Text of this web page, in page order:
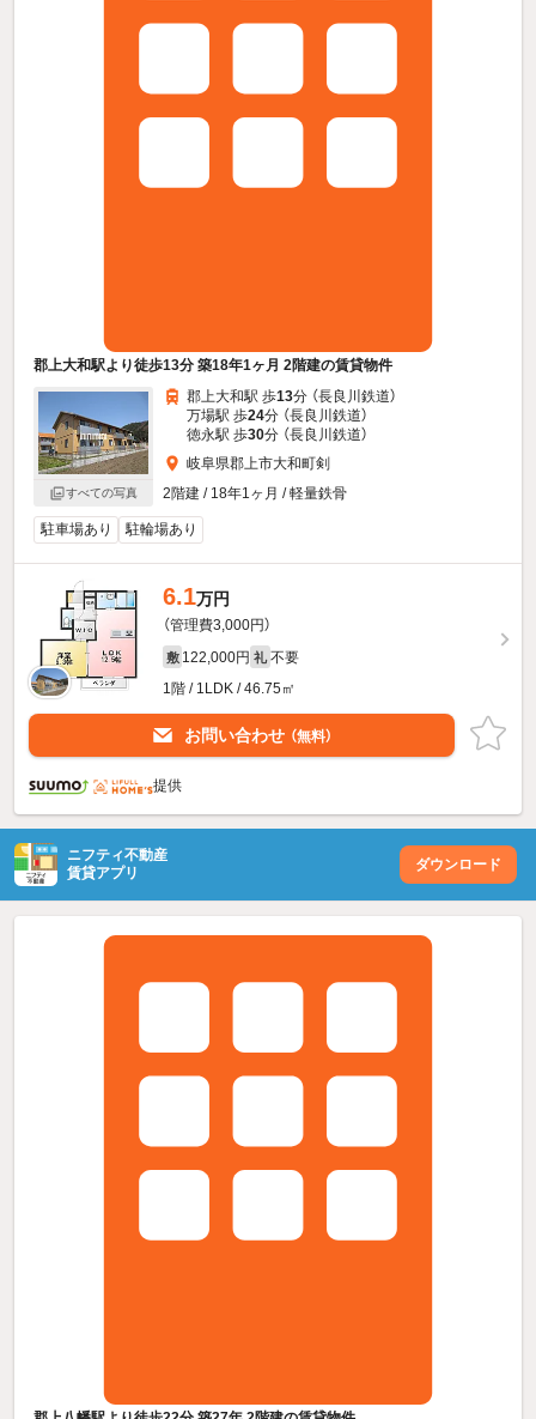
郡上大和駅より徒歩13分 築18年1ヶ月 2階建の賃貸物件
すべての写真
郡上大和駅 歩13分 （長良川鉄道）
万場駅 歩24分 （長良川鉄道）
徳永駅 歩30分 （長良川鉄道）
岐阜県郡上市大和町剣
2階建 / 18年1ヶ月 / 軽量鉄骨
駐車場あり 駐輪場あり
6.1万円
（管理費3,000円）
敷 122,000円 礼 不要
1階 / 1LDK / 46.75㎡
お問い合わせ （無料）
提供
ニフティ不動産
賃貸アプリ
ダウンロード